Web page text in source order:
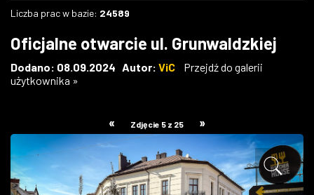
W KINACH
ZDJĘCIA
W RZESZOWIE
Liczba prac w bazie: 24589
Oficjalne otwarcie ul. Grunwaldzkiej
Dodano: 08.09.2024 Autor: ViC
Przejdź do galerii
użytkownika »
« Zdjęcie 5 z 25 »